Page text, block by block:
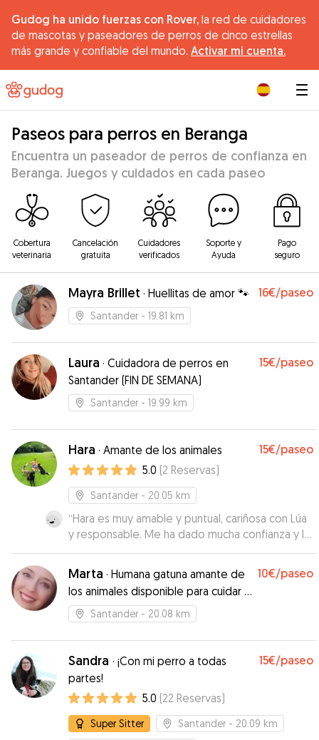
Gudog ha unido fuerzas con Rover, la red de cuidadores
de mascotas y paseadores de perros de cinco estrellas
más grande y confiable del mundo. Activar mi cuenta.
Paseos para perros en Beranga
Encuentra un paseador de perros de confianza en
Beranga. Juegos y cuidados en cada paseo
Cobertura
veterinaria
Cancelación
gratuita
Cuidadores
verificados
Soporte y
Ayuda
Pago
seguro
Mayra Brillet · Huellitas de amor 🐾 16€/paseo
Santander - 19.81 km
Laura · Cuidadora de perros en
Santander (FIN DE SEMANA)
15€/paseo
Santander - 19.99 km
Hara · Amante de los animales 15€/paseo
5.0 (2 Reservas)
Santander - 20.05 km
“Hara es muy amable y puntual, cariñosa con Lúa
y responsable. Me ha dado mucha confianza y la
recomiendo como paseadora. Gracias”
Marta · Humana gatuna amante de
los animales disponible para cuidar y
pasear perrines
10€/paseo
Santander - 20.08 km
Sandra · ¡Con mi perro a todas
partes!
15€/paseo
5.0 (22 Reservas)
Super Sitter Santander - 20.09 km